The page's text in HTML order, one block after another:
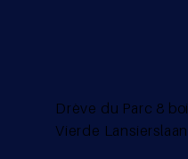
Drève du Parc 8
Vierde